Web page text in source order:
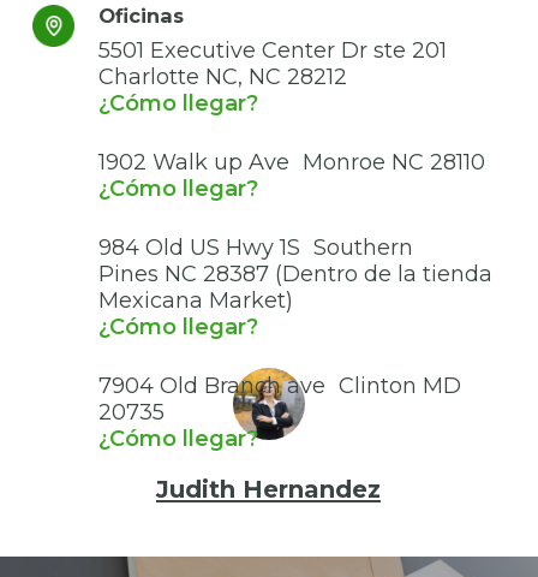
Oficinas
5501 Executive Center Dr ste 201
Charlotte NC, NC 28212
¿Cómo llegar?
1902 Walk up Ave Monroe NC 28110
¿Cómo llegar?
984 Old US Hwy 1S Southern
Pines NC 28387 (Dentro de la tienda
Mexicana Market)
¿Cómo llegar?
7904 Old Branch ave Clinton MD
20735
¿Cómo llegar?
Judith Hernandez